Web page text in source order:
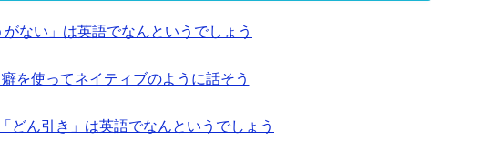
がない」は英語でなんというでしょう
を使ってネイティブのように話そう
どん引き」は英語でなんというでしょう